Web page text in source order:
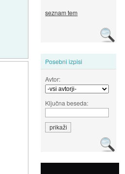
seznam tem
Posebni izpisi
Avtor:
Ključna beseda: